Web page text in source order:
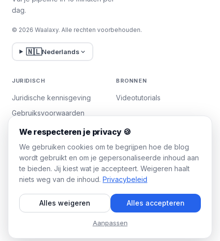
dag.
© 2026 Waalaxy. Alle rechten voorbehouden.
🇳🇱Nederlands
JURIDISCH
Juridische kennisgeving
Gebruiksvoorwaarden
Privacybeleid
Cookies beheren
BRONNEN
Videotutorials
WAALAXY
Team Plan
We respecteren je privacy 🍪
We gebruiken cookies om te begrijpen hoe de blog
wordt gebruikt en om je gepersonaliseerde inhoud aan
te bieden. Jij kiest wat je accepteert. Weigeren haalt
niets weg van de inhoud. Privacybeleid
Alles weigeren Alles accepteren
Aanpassen